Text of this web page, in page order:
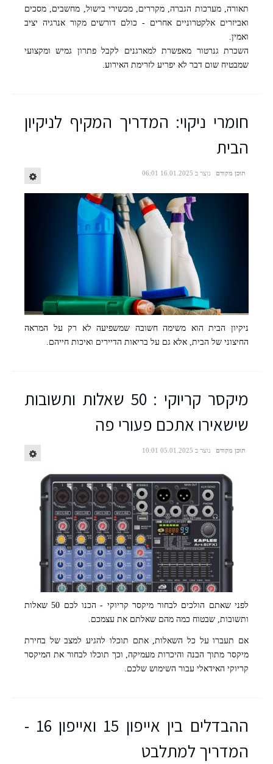
תאורה, מערכות הגברה, מקררים, מכשירי בישול, מחשבים, מסכים
ואביזרים אלקטרוניים אחרים - כולם דורשים מקור אנרגיה יציב
ואמין.
השכרת גנרטור מאפשרת למארגנים לקבל פתרון גמיש ומקצועי
שמבטיח שום דבר לא יפריע לזרימת האירוע.
חומרי ניקוי: המדריך המקיף לניקיון
הבית
תוכן מקודם נוצר ב 16.01.2025 06:01
ניקיון הבית הוא משימה חשובה שמשפיעה לא רק על המראה
החיצוני של הבית, אלא גם על בריאות הדיירים ואיכות חייהם.
מיקסר קריוקי : 50 שאלות ותשובות
שישאירו אתכם פעורי פה
תוכן מקודם נוצר ב 05.01.2025 10:01
לפני שאתם הולכים לבחור מיקסר קריוקי - הכנו לכם 50 שאלות
ותשובות, שבטוח כמה מהם שאלתם את עצמכם.
אם תעברו על כל השאלות, אתם תוכלו להגיע למצב של בחירת
מיקסר מתוך הבנה והיכרות מעמיקה, וכך תוכלו לבחור את המיקסר
קריוקי האידאלי עבור השימוש שלכם.
ההבדלים בין אייפון 15 ואייפון 16 -
המדריך למתלבט